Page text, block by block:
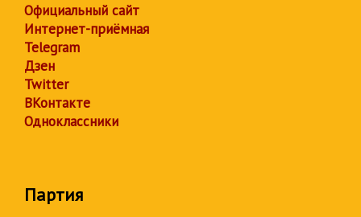
Официальный сайт
Интернет-приёмная
Telegram
Дзен
Twitter
ВКонтакте
Одноклассники
Партия